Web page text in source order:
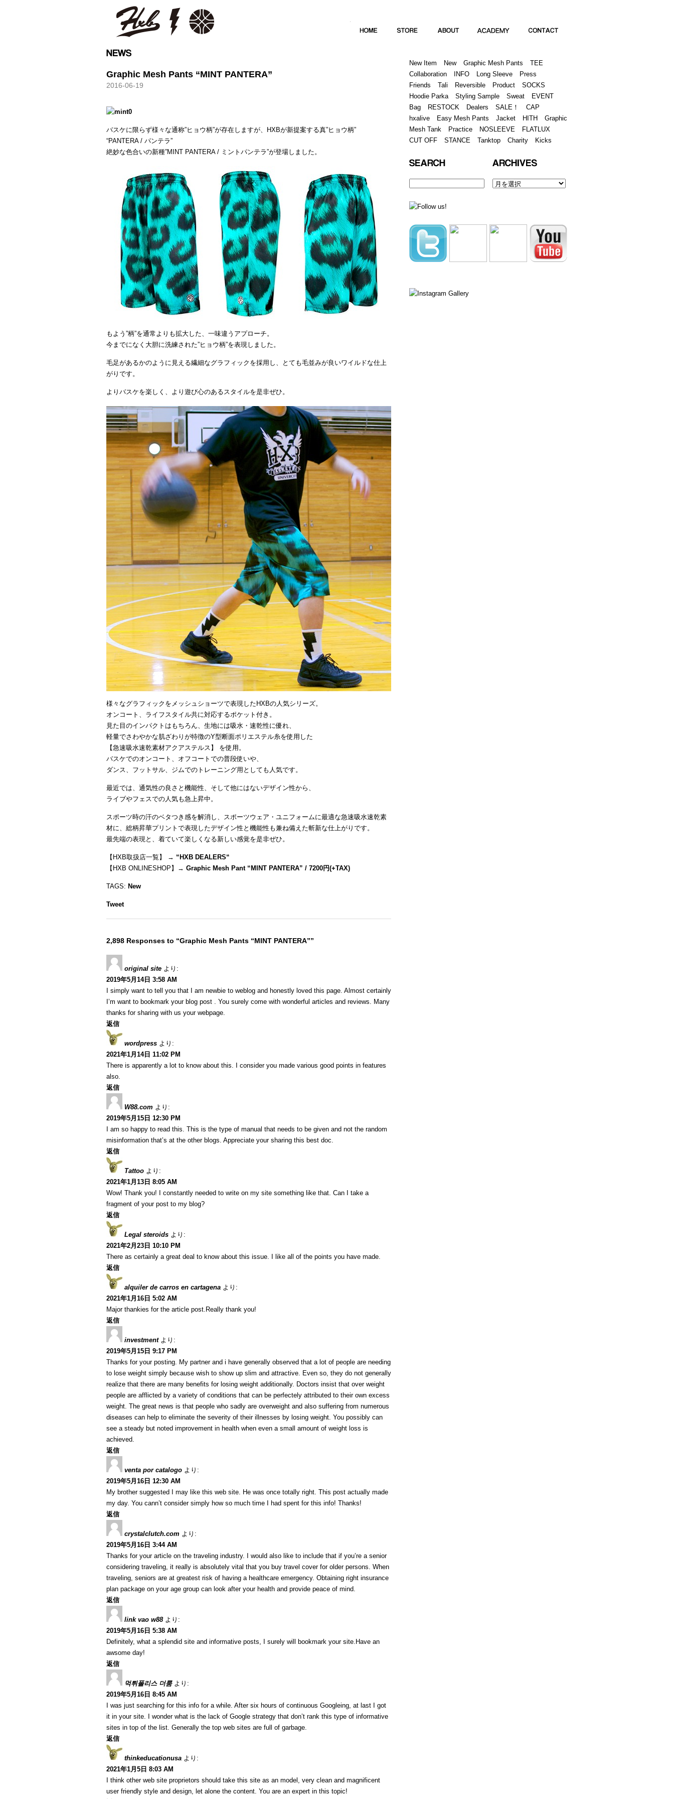
Graphic Mesh Pants “MINT PANTERA”
2016-06-19
バスケに限らず様々な通称”ヒョウ柄”が存在しますが、HXBが新提案する真”ヒョウ柄”
“PANTERA / パンテラ”
絶妙な色合いの新種”MINT PANTERA / ミントパンテラ”が登場しました。
もよう”柄”を通常よりも拡大した、一味違うアプローチ。
今までになく大胆に洗練された”ヒョウ柄”を表現しました。
毛足があるかのように見える繊細なグラフィックを採用し、とても毛並みが良いワイルドな仕上
がりです。
よりバスケを楽しく、より遊び心のあるスタイルを是非ぜひ。
様々なグラフィックをメッシュショーツで表現したHXBの人気シリーズ。
オンコート、ライフスタイル共に対応するポケット付き。
見た目のインパクトはもちろん、生地には吸水・速乾性に優れ、
軽量でさわやかな肌ざわりが特徴のY型断面ポリエステル糸を使用した
【急速吸水速乾素材アクアステルス】 を使用。
バスケでのオンコート、オフコートでの普段使いや、
ダンス、フットサル、ジムでのトレーニング用としても人気です。
最近では、通気性の良さと機能性、そして他にはないデザイン性から、
ライブやフェスでの人気も急上昇中。
スポーツ時の汗のベタつき感を解消し、スポーツウェア・ユニフォームに最適な急速吸水速乾素
材に、総柄昇華プリントで表現したデザイン性と機能性も兼ね備えた斬新な仕上がりです。
最先端の表現と、着ていて楽しくなる新しい感覚を是非ぜひ。
【HXB取扱店一覧】 → “ HXB DEALERS“
【HXB ONLINESHOP】→ Graphic Mesh Pant “MINT PANTERA” / 7200円(+TAX)
TAGS: New
Tweet
2,898 Responses to “Graphic Mesh Pants “MINT PANTERA””
original site より:
2019年5月14日 3:58 AM
I simply want to tell you that I am newbie to weblog and honestly loved this page. Almost certainly
I’m want to bookmark your blog post . You surely come with wonderful articles and reviews. Many
thanks for sharing with us your webpage.
返信
wordpress より:
2021年1月14日 11:02 PM
There is apparently a lot to know about this. I consider you made various good points in features
also.
返信
W88.com より:
2019年5月15日 12:30 PM
I am so happy to read this. This is the type of manual that needs to be given and not the random
misinformation that’s at the other blogs. Appreciate your sharing this best doc.
返信
Tattoo より:
2021年1月13日 8:05 AM
Wow! Thank you! I constantly needed to write on my site something like that. Can I take a
fragment of your post to my blog?
返信
Legal steroids より:
2021年2月23日 10:10 PM
There as certainly a great deal to know about this issue. I like all of the points you have made.
返信
alquiler de carros en cartagena より:
2021年1月16日 5:02 AM
Major thankies for the article post.Really thank you!
返信
investment より:
2019年5月15日 9:17 PM
Thanks for your posting. My partner and i have generally observed that a lot of people are needing
to lose weight simply because wish to show up slim and attractive. Even so, they do not generally
realize that there are many benefits for losing weight additionally. Doctors insist that over weight
people are afflicted by a variety of conditions that can be perfectely attributed to their own excess
weight. The great news is that people who sadly are overweight and also suffering from numerous
diseases can help to eliminate the severity of their illnesses by losing weight. You possibly can
see a steady but noted improvement in health when even a small amount of weight loss is
achieved.
返信
venta por catalogo より:
2019年5月16日 12:30 AM
My brother suggested I may like this web site. He was once totally right. This post actually made
my day. You cann’t consider simply how so much time I had spent for this info! Thanks!
返信
crystalclutch.com より:
2019年5月16日 3:44 AM
Thanks for your article on the traveling industry. I would also like to include that if you’re a senior
considering traveling, it really is absolutely vital that you buy travel cover for older persons. When
traveling, seniors are at greatest risk of having a healthcare emergency. Obtaining right insurance
plan package on your age group can look after your health and provide peace of mind.
返信
link vao w88 より:
2019年5月16日 5:38 AM
Definitely, what a splendid site and informative posts, I surely will bookmark your site.Have an
awsome day!
返信
먹튀폴리스 더룸 より:
2019年5月16日 8:45 AM
I was just searching for this info for a while. After six hours of continuous Googleing, at last I got
it in your site. I wonder what is the lack of Google strategy that don’t rank this type of informative
sites in top of the list. Generally the top web sites are full of garbage.
返信
thinkeducationusa より:
2021年1月5日 8:03 AM
I think other web site proprietors should take this site as an model, very clean and magnificent
user friendly style and design, let alone the content. You are an expert in this topic!
New Item New Graphic Mesh Pants
TEE
Collaboration
INFO Long Sleeve
Press
Friends
Tali Reversible Product
SOCKS
Hoodie Parka
Styling Sample Sweat
EVENT
Bag
RESTOCK Dealers SALE！
CAP
hxalive
Easy Mesh Pants Jacket HITH
Graphic
Mesh Tank
Practice NOSLEEVE
FLATLUX
CUT OFF
STANCE Tanktop Charity Kicks